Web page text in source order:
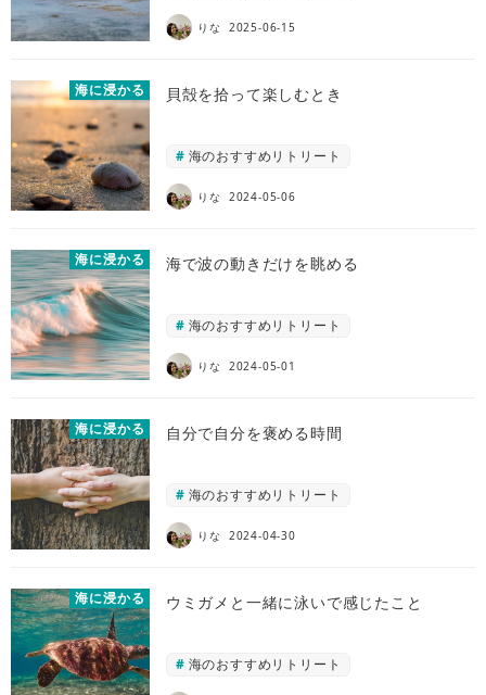
りな 2025-06-15
海に浸かる 貝殻を拾って楽しむとき
海のおすすめリトリート
りな 2024-05-06
海に浸かる 海で波の動きだけを眺める
海のおすすめリトリート
りな 2024-05-01
海に浸かる 自分で自分を褒める時間
海のおすすめリトリート
りな 2024-04-30
海に浸かる ウミガメと一緒に泳いで感じたこと
海のおすすめリトリート